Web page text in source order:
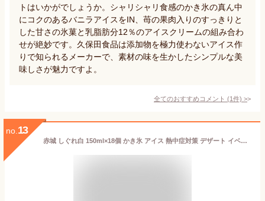
トはいかがでしょうか。シャリシャリ食感のかき氷の真ん中
にコクのあるバニラアイスをIN、苺の果肉入りのすっきりと
した甘さの氷菓と乳脂肪分12％のアイスクリームの組み合わ
せが絶妙です。久保田食品は添加物を極力使わないアイス作
りで知られるメーカーで、素材の味を生かしたシンプルな美
味しさが魅力ですよ。
全てのおすすめコメント (1件) >
no. 13
赤城 しぐれ白 150ml×18個 かき氷 アイス 熱中症対策 デザート イベント 祭り 差し入れ プレゼント 父の日ギフト